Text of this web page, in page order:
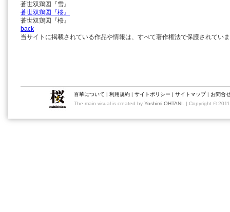
蒼世双鶏図『雪』
蒼世双鶏図『桜』
蒼世双鶏図『桜』
back
当サイトに掲載されている作品や情報は、すべて著作権法で保護されてい
百華について | 利用規約 | サイトポリシー | サイトマップ| お問合
The main visual is created by Yoshimi OHTANI . | Copyright ©